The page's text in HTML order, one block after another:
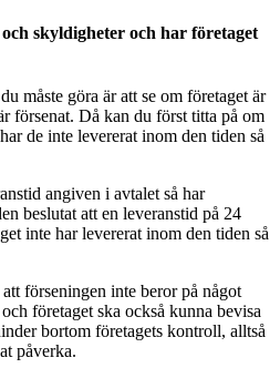
skyldigheter och har företaget
måste göra är att se om företaget är
försenat. Då kan du först titta på om
de inte levererat inom den tiden så
angiven i avtalet så har
beslutat att en leveranstid på 24
inte har levererat inom den tiden så
förseningen inte beror på något
företaget ska också kunna bevisa
bortom företagets kontroll, alltså
påverka.